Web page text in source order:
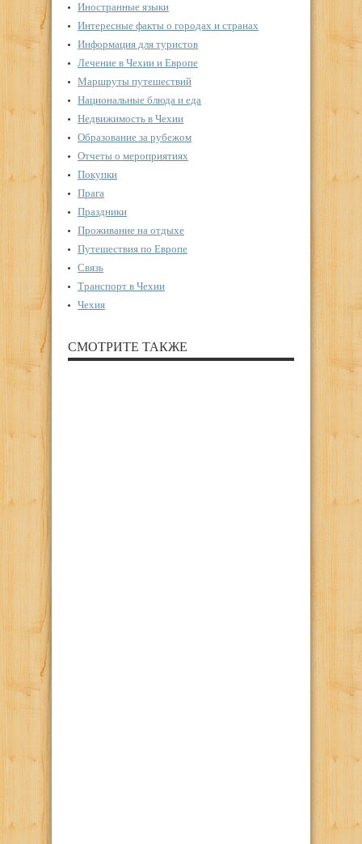
Иностранные языки
Интересные факты о городах и странах
Информация для туристов
Лечение в Чехии и Европе
Маршруты путешествий
Национальные блюда и еда
Недвижимость в Чехии
Образование за рубежом
Отчеты о мероприятиях
Покупки
Прага
Праздники
Проживание на отдыхе
Путешествия по Европе
Связь
Транспорт в Чехии
Чехия
СМОТРИТЕ ТАКЖЕ